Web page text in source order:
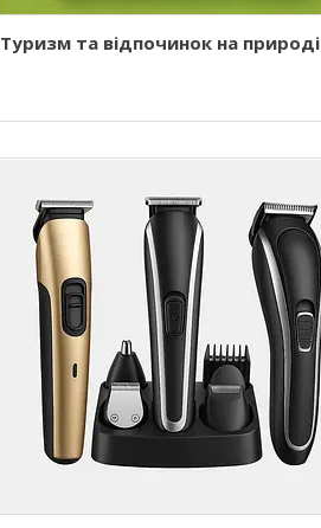
Туризм та відпочинок на природі